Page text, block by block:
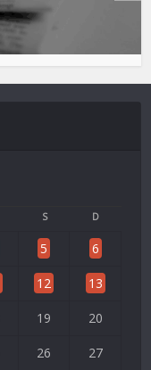
S D
5 6
12 13
19 20
26 27